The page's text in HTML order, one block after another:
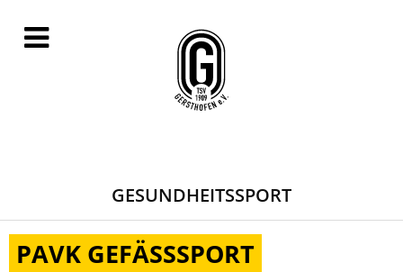
GESUNDHEITSSPORT
PAVK GEFÄSSSPORT